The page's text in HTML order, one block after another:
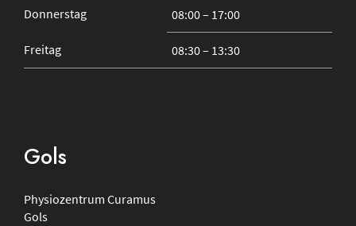
Donnerstag 08:00 – 17:00
Freitag 08:30 – 13:30
Gols
Physiozentrum Curamus
Gols